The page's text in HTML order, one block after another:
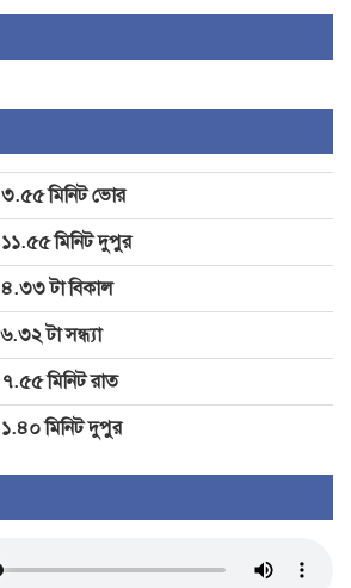
নূর!
বাংলাদেশ-নেপাল মৎস্য খাতে ভিত্তি
হিসেবে ভূমিকা রাখতে পারে: রাষ্ট্রদূত
৩.৫৫ মিনিট ভোর
১১.৫৫ মিনিট দুপুর
৪.৩৩ টা বিকাল
৬.৩২ টা সন্ধ্যা
৭.৫৫ মিনিট রাত
১.৪০ মিনিট দুপুর